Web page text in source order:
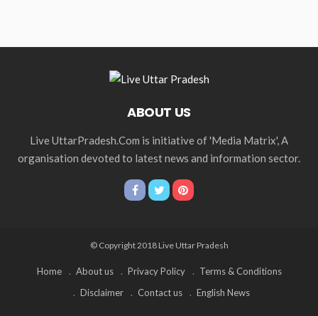
ABOUT US
Live UttarPradesh.Com is initiative of 'Media Matrix', A
organisation devoted to latest news and information sector.
© Copyright 2018 Live Uttar Pradesh
Home About us Privacy Policy
Terms & Conditions
Disclaimer
Contact us English News